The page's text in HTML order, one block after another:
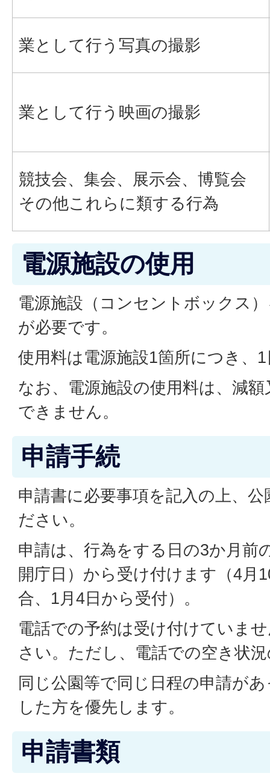
業として行う写真の撮影
業として行う映画の撮影
競技会、集会、展示会、博覧会
その他これらに類する行為
電源施設の使用
電源施設（コンセントボックス
が必要です。
使用料は電源施設1箇所につき、
なお、電源施設の使用料は、減
できません。
申請手続
申請書に必要事項を記入の上、
ださい。
申請は、行為をする日の3か月前
開庁日）から受け付けます（4月
合、1月4日から受付）。
電話での予約は受け付けていま
さい。ただし、電話での空き状
同じ公園等で同じ日程の申請が
した方を優先します。
申請書類